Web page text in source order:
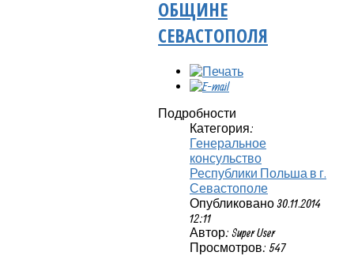
ОБЩИНЕ
СЕВАСТОПОЛЯ
Подробности
Категория:
Генеральное
консульство
Республики Польша в г.
Севастополе
Опубликовано 30.11.2014
12:11
Автор: Super User
Просмотров: 547